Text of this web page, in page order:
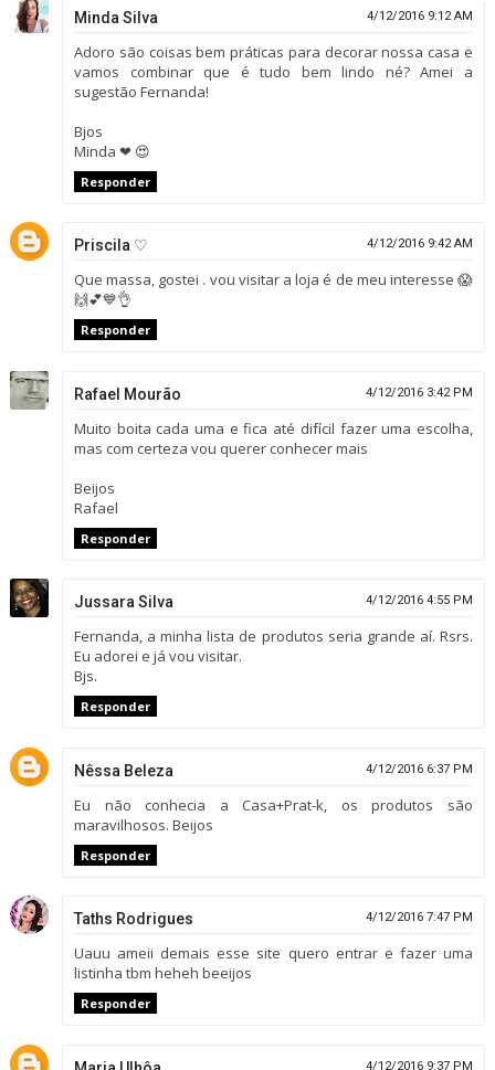
Minda Silva 4/12/2016 9:12 AM
Adoro são coisas bem práticas para decorar nossa casa e
vamos combinar que é tudo bem lindo né? Amei a
sugestão Fernanda!
Bjos
Minda ❤ 😍
Responder
Priscila ♡ 4/12/2016 9:42 AM
Que massa, gostei . vou visitar a loja é de meu interesse 😱
🙌💕💙👌
Responder
Rafael Mourão 4/12/2016 3:42 PM
Muito boita cada uma e fica até difícil fazer uma escolha,
mas com certeza vou querer conhecer mais
Beijos
Rafael
Responder
Jussara Silva 4/12/2016 4:55 PM
Fernanda, a minha lista de produtos seria grande aí. Rsrs.
Eu adorei e já vou visitar.
Bjs.
Responder
Nêssa Beleza 4/12/2016 6:37 PM
Eu não conhecia a Casa+Prat-k, os produtos são
maravilhosos. Beijos
Responder
Taths Rodrigues 4/12/2016 7:47 PM
Uauu ameii demais esse site quero entrar e fazer uma
listinha tbm heheh beeijos
Responder
4/12/2016 9:37 PM